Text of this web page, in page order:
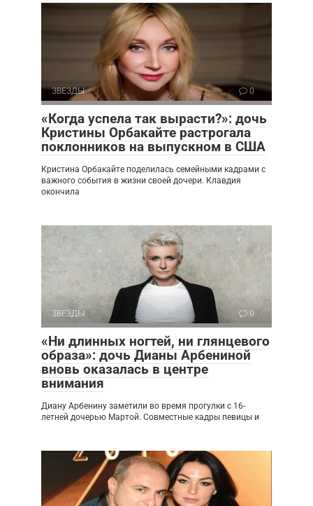
ЗВЕЗДЫ 0
«Когда успела так вырасти?»: дочь
Кристины Орбакайте растрогала
поклонников на выпускном в США
Кристина Орбакайте поделилась семейными кадрами с
важного события в жизни своей дочери. Клавдия
окончила
ЗВЕЗДЫ 0
«Ни длинных ногтей, ни глянцевого
образа»: дочь Дианы Арбениной
вновь оказалась в центре
внимания
Диану Арбенину заметили во время прогулки с 16-
летней дочерью Мартой. Совместные кадры певицы и